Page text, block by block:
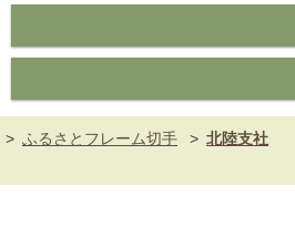
> ふるさとフレーム切手 > 北陸支社